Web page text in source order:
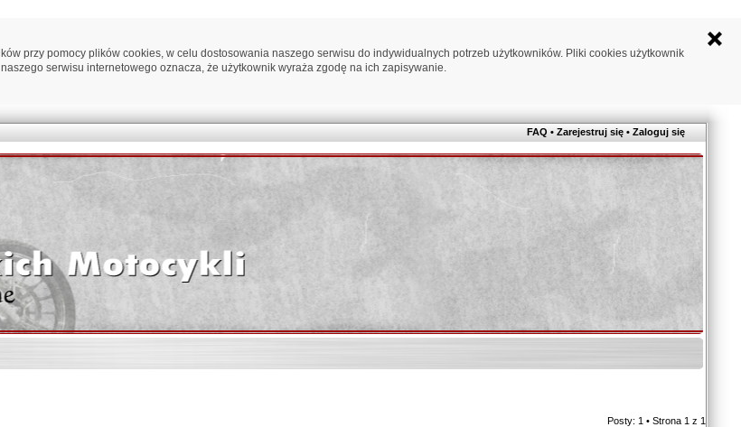
przy pomocy plików cookies, w celu dostosowania naszego serwisu do indywidualnych potrzeb użytkowników. Pliki cookies użytkownik
serwisu internetowego oznacza, że użytkownik wyraża zgodę na ich zapisywanie.
FAQ • Zarejestruj się• Zaloguj się
Posty: 1 • Strona 1 z 1